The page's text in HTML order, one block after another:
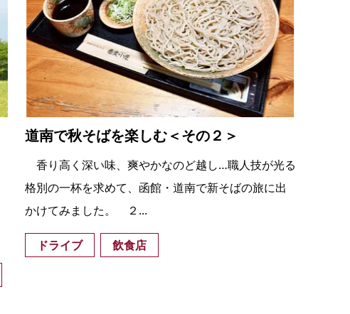
道南で秋そばを楽しむ＜その２＞
香り高く深い味、爽やかなのど越し…職人技が光る
格別の一杯を求めて、函館・道南で新そばの旅に出
かけてみました。 ２...
ドライブ 飲食店